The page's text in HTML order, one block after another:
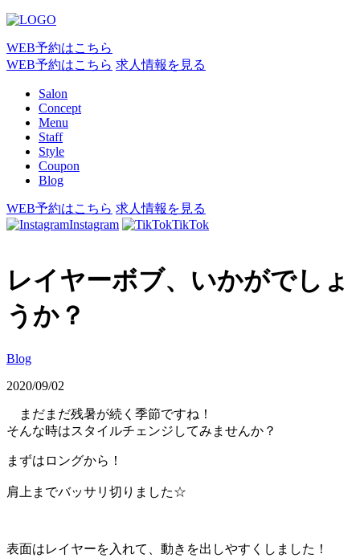
WEB予約はこちら
WEB予約はこちら 求人情報を見る
Salon
Concept
Menu
Staff
Style
Coupon
Blog
WEB予約はこちら 求人情報を見る
Instagram
TikTok
レイヤーボブ、いかがでしょ
うか？
Blog
2020/09/02
まだまだ残暑が続く季節ですね！
そんな時はスタイルチェンジしてみませんか？
まずはロングから！
肩上までバッサリ切りました☆
表面はレイヤーを入れて、動きを出しやすくしました！